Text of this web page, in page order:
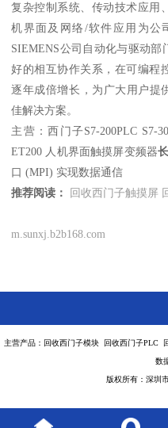
复杂控制系统、传动技术应用
机界面及网络/软件应用为公
SIEMENS公司自动化与驱动
好的相互协作关系，在可编程
逐年成倍增长，为广大用户提
佳解决方案。
主营：西门子S7-200PLC S7-
ET200 人机界面触摸屏变频器
口 (MPI) 实现数据通信
推荐阅读：
回收西门子触摸屏
m.sunxj.b2b168.com
主营产品：回收西门子模块 回收西门子PLC
数
版权所有：深圳